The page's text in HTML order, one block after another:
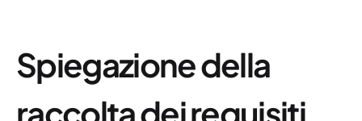
Spiegazione della
raccolta dei requisiti